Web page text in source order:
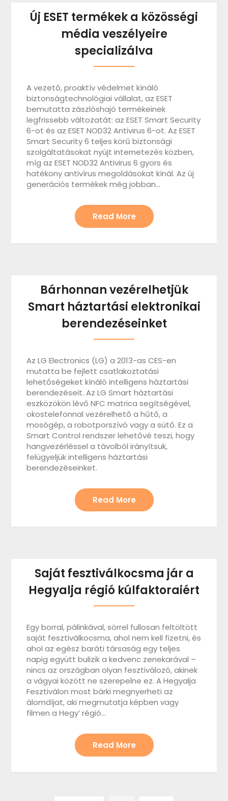
Új ESET termékek a közösségi
média veszélyeire
specializálva
A vezető, proaktív védelmet kínáló
biztonságtechnológiai vállalat, az ESET
bemutatta zászlóshajó termékeinek
legfrissebb változatát: az ESET Smart Security
6-ot és az ESET NOD32 Antivirus 6-ot. Az ESET
Smart Security 6 teljes körű biztonsági
szolgáltatásokat nyújt internetezés közben,
míg az ESET NOD32 Antivirus 6 gyors és
hatékony antivírus megoldásokat kínál. Az új
generációs termékek még jobban…
Read More
Bárhonnan vezérelhetjük
Smart háztartási elektronikai
berendezéseinket
Az LG Electronics (LG) a 2013-as CES-en
mutatta be fejlett csatlakoztatási
lehetőségeket kínáló intelligens háztartási
berendezéseit. Az LG Smart háztartási
eszközökön lévő NFC matrica segítségével,
okostelefonnal vezérelhető a hűtő, a
mosógép, a robotporszívó vagy a sütő. Ez a
Smart Control rendszer lehetővé teszi, hogy
hangvezérléssel a távolból irányítsuk,
felügyeljük intelligens háztartási
berendezéseinket.
Read More
Saját fesztiválkocsma jár a
Hegyalja régió kúlfaktoraiért
Egy borral, pálinkával, sörrel fullosan feltöltött
saját fesztiválkocsma, ahol nem kell fizetni, és
ahol az egész baráti társaság egy teljes
napig együtt bulizik a kedvenc zenekarával –
nincs az országban olyan fesztiválozó, akinek
a vágyai között ne szerepelne ez. A Hegyalja
Fesztiválon most bárki megnyerheti az
álomdíjat, aki megmutatja képben vagy
filmen a Hegy’ régió…
Read More